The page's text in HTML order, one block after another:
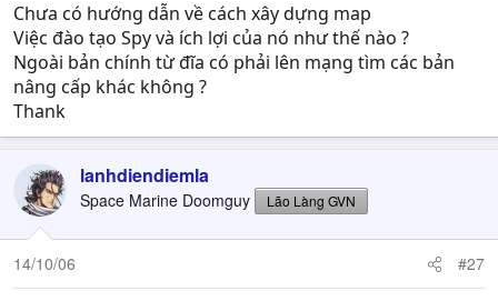
Chưa có hướng dẫn về cách xây dựng map
Việc đào tạo Spy và ích lợi của nó như thế nào ?
Ngoài bản chính từ đĩa có phải lên mạng tìm các bản
nâng cấp khác không ?
Thank
lanhdiendiemla
Space Marine Doomguy Lão Làng GVN
14/10/06 #27